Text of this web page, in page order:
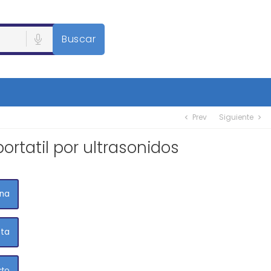
Buscar
chevron_left Prev Siguiente chevron_right
por ultrasonidos